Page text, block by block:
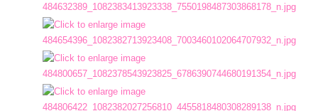
ดำเนิน
ป้องกัน